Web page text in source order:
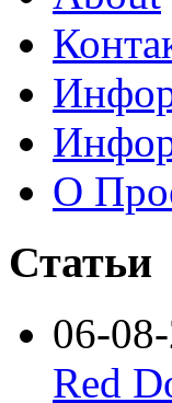
О
Статьи
06-
Red